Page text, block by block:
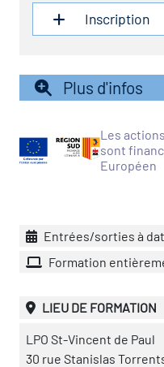
emploi-
construction)
Inscription
Plus d'infos
Les
sont
Européen
Entrées/sorties à
Formation
LIEU DE FORMATION
LPO St-Vincent de Paul
30 rue Stanislas